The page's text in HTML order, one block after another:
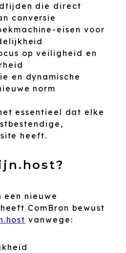
die direct
conversie
eisen voor
op veiligheid en
en dynamische
norm
essentieel dat elke
heeft.
een nieuwe
ComBron bewust
vanwege: